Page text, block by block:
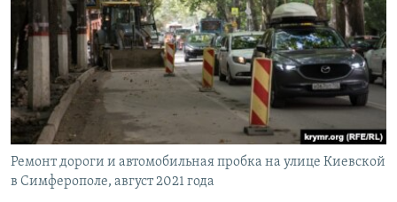
Ремонт дороги и автомобильная пробка на улице Киевской
в Симферополе, август 2021 года